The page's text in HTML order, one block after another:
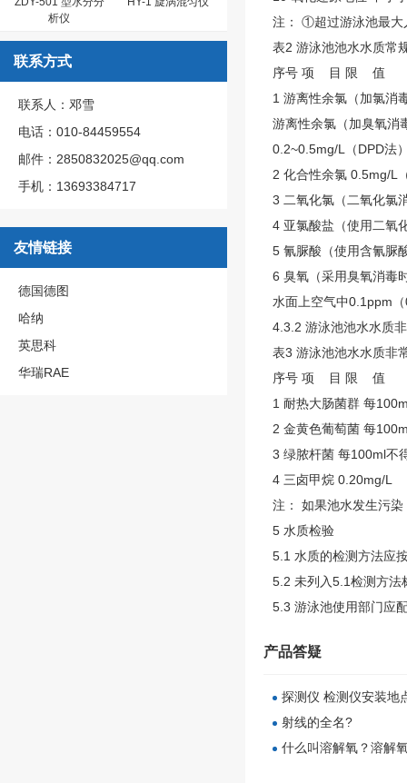
析仪
联系方式
联系人：邓雪
电话：010-84459554
邮件：2850832025@qq.com
手机：13693384717
友情链接
德国德图
哈纳
英思科
华瑞RAE
注： ①超过游泳池最大
表2 游泳池池水水质常
序号 项 目 限 值
1 游离性余氯（加氯消
游离性余氯（加臭氧消
0.2~0.5mg/L（DPD法
2 化合性余氯 0.5mg/L
3 二氧化氯（二氧化氯
4 亚氯酸盐（使用二氧
5 氰脲酸（使用含氰脲
6 臭氧（采用臭氧消毒
水面上空气中0.1ppm
4.3.2 游泳池池水水质
表3 游泳池池水水质非
序号 项 目 限 值
1 耐热大肠菌群 每
2 金黄色葡萄菌 每
3 绿脓杆菌 每100ml不
4 三卤甲烷 0.20mg/L
注： 如果池水发生污
5 水质检验
5.1 水质的检测方法应
5.2 未列入5.1检测方法
5.3 游泳池使用部门应
产品答疑
探测仪 检测仪安装地
射线的全名?
什么叫溶解氧？溶解